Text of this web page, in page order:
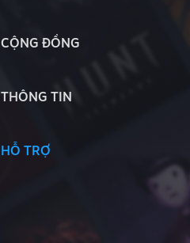
CỘNG ĐỒNG
THÔNG TIN
HỖ TRỢ